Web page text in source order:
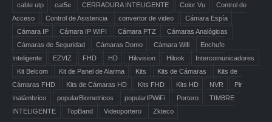
cable utp
cat5e CERRADURA INTELIGENTE Color Vu
Control de
Acceso
Control de Asistencia convertor de video
Cámara Espía
Cámara IP
Cámara IP WIFI Cámara PTZ
Cámaras Analógicas
Cámaras de Seguridad
Cámaras Domo Cámara Wifi
Enchufe
Inteligente
EZVIZ FHD HD Hikvision Hilook
Intercomunicadores
Kit Belcom
Kit de Panel de Alarma Kits Kits de Cámaras
Kits de
Cámaras FHD
Kits de Cámaras HD Kits FHD Kits HD NVR
Pir
Inalámbrico
popularBiometricos popularIPWiFi Portero
TIMBRE
INTELIGENTE
TopBand Videoportero Zkteco